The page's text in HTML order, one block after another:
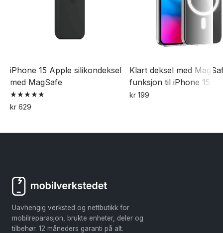
produktsiden
iPhone 15 Apple silikondeksel
med MagSafe
Vurdert
5.00
kr 629
produktet
Alternativene
kan
velges
på
Klart deksel med
funksjon til iPhone 15
kr199
Uavhengig verksted og nettbutikk for
mobilreparasjon, brukte enheter, deler og
tilbehør. 12 måneders garanti på alt.